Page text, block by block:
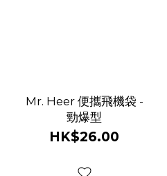
Mr. Heer 便攜飛機袋 -
勁爆型
HK$26.00